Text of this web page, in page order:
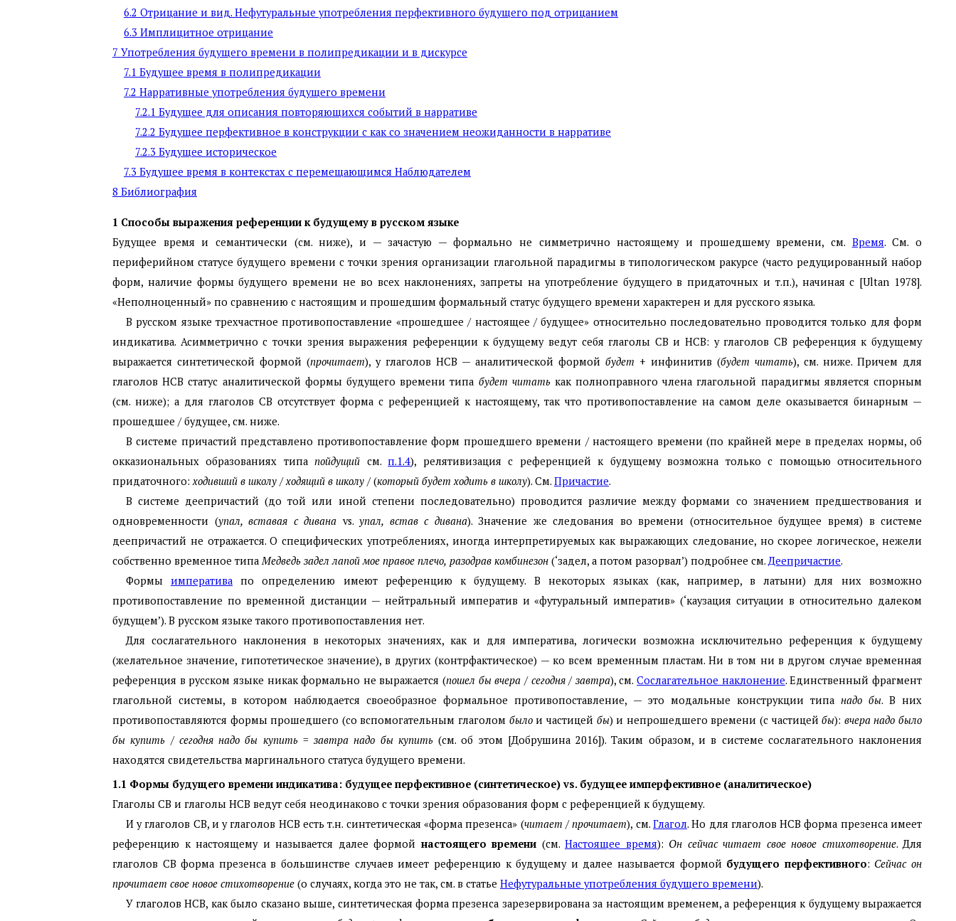
6.2 Отрицание и вид. Нефутуральные употребления перфективного будущего под отрицанием
6.3 Имплицитное отрицание
7 Употребления будущего времени в полипредикации и в дискурсе
7.1 Будущее время в полипредикации
7.2 Нарративные употребления будущего времени
7.2.1 Будущее для описания повторяющихся событий в нарративе
7.2.2 Будущее перфективное в конструкции с как со значением неожиданности в нарративе
7.2.3 Будущее историческое
7.3 Будущее время в контекстах с перемещающимся Наблюдателем
8 Библиография
1 Способы выражения референции к будущему в русском языке
Будущее время и семантически (см. ниже), и — зачастую — формально не симметрично настоящему и прошедшему времени, см. Время. См. о
периферийном статусе будущего времени с точки зрения организации глагольной парадигмы в типологическом ракурсе (часто редуцированный набор
форм, наличие формы будущего времени не во всех наклонениях, запреты на употребление будущего в придаточных и т.п.), начиная с [Ultan 1978].
«Неполноценный» по сравнению с настоящим и прошедшим формальный статус будущего времени характерен и для русского языка.
В русском языке трехчастное противопоставление «прошедшее / настоящее / будущее» относительно последовательно проводится только для форм
индикатива. Асимметрично с точки зрения выражения референции к будущему ведут себя глаголы СВ и НСВ: у глаголов СВ референция к будущему
выражается синтетической формой (прочитает), у глаголов НСВ — аналитической формой будет + инфинитив (будет читать), см. ниже. Причем для
глаголов НСВ статус аналитической формы будущего времени типа будет читатькак полноправного члена глагольной парадигмы является спорным
(см. ниже); а для глаголов СВ отсутствует форма с референцией к настоящему, так что противопоставление на самом деле оказывается бинарным —
прошедшее / будущее, см. ниже.
В системе причастий представлено противопоставление форм прошедшего времени / настоящего времени (по крайней мере в пределах нормы, об
окказиональных образованиях типапойдущий см.п.1.4), релятивизация с референцией к будущему возможна только с помощью относительного
придаточного: ходивший в школу /ходящий в школу / (который будет ходить в школу). См. Причастие.
В системе деепричастий (до той или иной степени последовательно) проводится различие между формами со значением предшествования и
одновременности (упал, вставая с дивана vs.упал, встав с дивана). Значение же следования во времени (относительное будущее время) в системе
деепричастий не отражается. О специфических употреблениях, иногда интерпретируемых как выражающих следование, но скорее логическое, нежели
собственно временное типа Медведь задел лапой мое правое плечо, разодрав комбинезон (‘задел, а потом разорвал’) подробнее см. Деепричастие.
Формы императивапо определению имеют референцию к будущему. В некоторых языках (как, например, в латыни) для них возможно
противопоставление по временной дистанции — нейтральный императив и «футуральный императив» (‘каузация ситуации в относительно далеком
будущем’). В русском языке такого противопоставления нет.
Для сослагательного наклонения в некоторых значениях, как и для императива, логически возможна исключительно референция к будущему
(желательное значение, гипотетическое значение), в других (контрфактическое) — ко всем временным пластам. Ни в том ни в другом случае временная
референция в русском языке никак формально не выражается (пошел бы вчера / сегодня/ завтра), см.Сослагательное наклонение. Единственный фрагмент
глагольной системы, в котором наблюдается своеобразное формальное противопоставление, — это модальные конструкции типа надо бы. В них
противопоставляются формы прошедшего (со вспомогательным глаголом былои частицей бы) и непрошедшего времени (с частицейбы): вчера надо было
бы купить / сегодня надо бы купить=завтра надо бы купить(см. об этом [Добрушина 2016]). Таким образом, и в системе сослагательного наклонения
находятся свидетельства маргинального статуса будущего времени.
1.1 Формы будущего времени индикатива: будущее перфективное (синтетическое) vs. будущее имперфективное (аналитическое)
Глаголы СВ и глаголы НСВ ведут себя неодинаково с точки зрения образования форм с референцией к будущему.
И у глаголов СВ, и у глаголов НСВ есть т.н. синтетическая «форма презенса» (читает /прочитает), см. Глагол. Но для глаголов НСВ форма презенса имеет
референцию к настоящему и называется далее формой настоящего времени (см. Настоящее время): Он сейчас читает свое новое стихотворение. Для
глаголов СВ форма презенса в большинстве случаев имеет референцию к будущему и далее называется формой будущего перфективного: Сейчас он
прочитает свое новое стихотворение (о случаях, когда это не так, см. в статье Нефутуральные употребления будущего времени).
У глаголов НСВ, как было сказано выше, синтетическая форма презенса зарезервирована за настоящим временем, а референция к будущему выражается